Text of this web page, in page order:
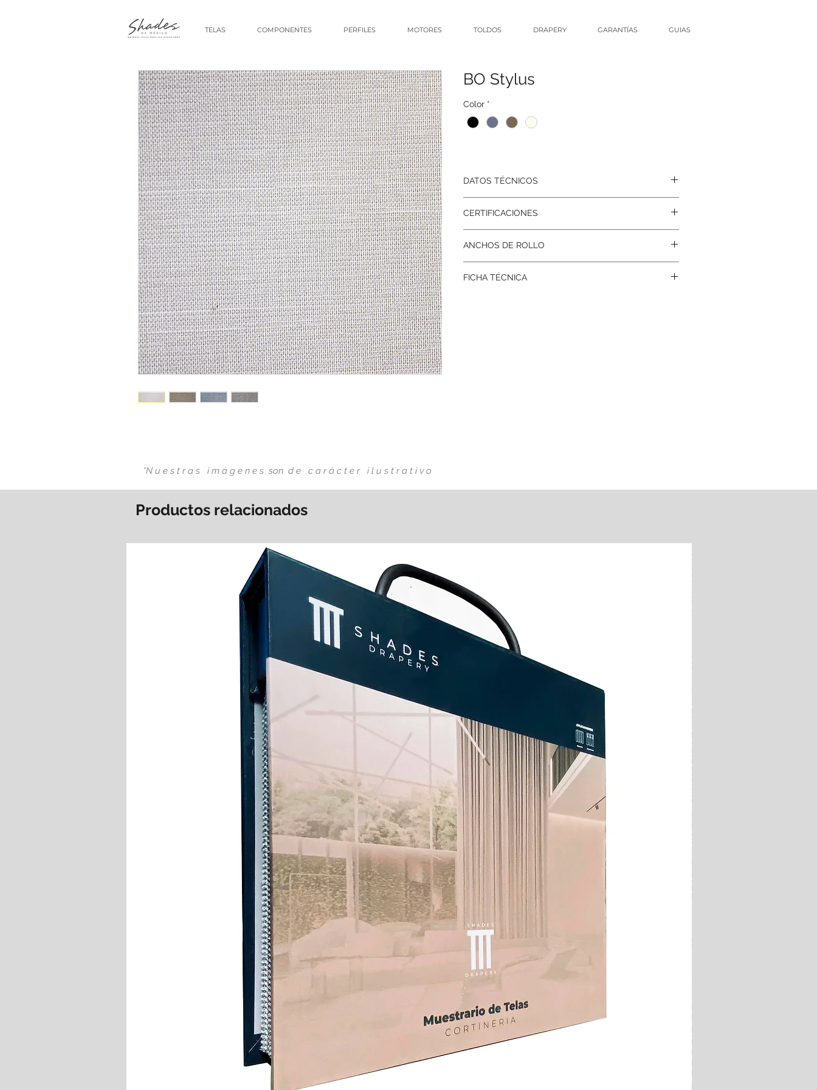
TELAS COMPONENTES PERFILES MOTORES TOLDOS DRAPERY GARANTÍAS GUIAS
BO Stylus
Color *
DATOS TÉCNICOS
Bloqueo U.V: 100%
Largo de Rollo: 30 m
Peso por M²: 430 m² +- 5%
CERTIFICACIONES
ANCHOS DE ROLLO
FICHA TÉCNICA
*N u e s t r a s i m á g e n e s son d e c a r á c t e ri l u s t r a t i v o
Productos relacionados